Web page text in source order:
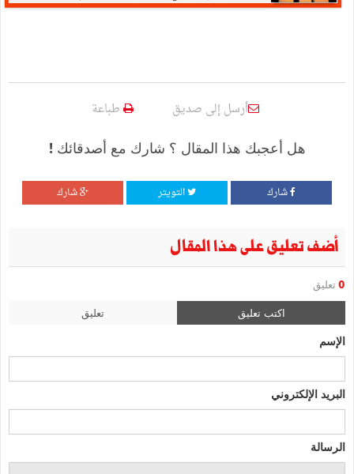
أرسل إلى صديق طباعة
هل أعجبك هذا المقال ؟ شارك مع أصدقائك !
شارك التويتر شارك
أضف تعليق على هذا المقال
0 تعليق
اكتب تعليق تعليق
الإسم
البريد الإلكتروني
الرسالة